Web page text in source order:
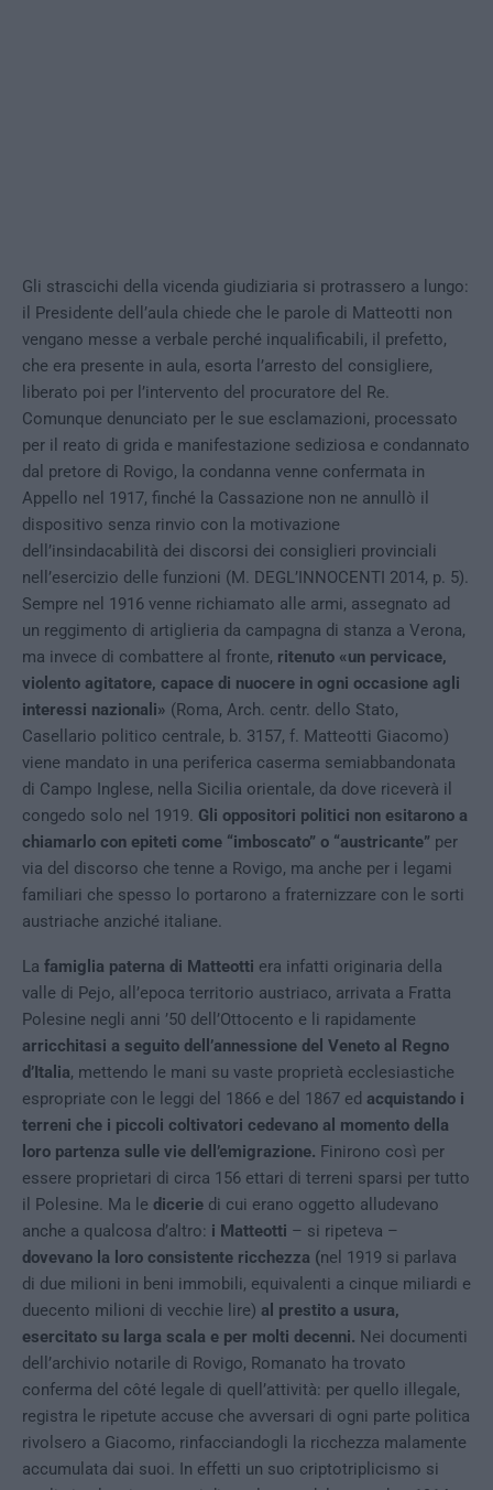
Gli strascichi della vicenda giudiziaria si protrassero a lungo:
il Presidente dell’aula chiede che le parole di Matteotti non
vengano messe a verbale perché inqualificabili, il prefetto,
che era presente in aula, esorta l’arresto del consigliere,
liberato poi per l’intervento del procuratore del Re.
Comunque denunciato per le sue esclamazioni, processato
per il reato di grida e manifestazione sediziosa e condannato
dal pretore di Rovigo, la condanna venne confermata in
Appello nel 1917, finché la Cassazione non ne annullò il
dispositivo senza rinvio con la motivazione
dell’insindacabilità dei discorsi dei consiglieri provinciali
nell’esercizio delle funzioni (M. DEGL’INNOCENTI 2014, p. 5).
Sempre nel 1916 venne richiamato alle armi, assegnato ad
un reggimento di artiglieria da campagna di stanza a Verona,
ma invece di combattere al fronte, ritenuto «un pervicace,
violento agitatore, capace di nuocere in ogni occasione agli
interessi nazionali» (Roma, Arch. centr. dello Stato,
Casellario politico centrale, b. 3157, f. Matteotti Giacomo)
viene mandato in una periferica caserma semiabbandonata
di Campo Inglese, nella Sicilia orientale, da dove riceverà il
congedo solo nel 1919. Gli oppositori politici non esitarono a
chiamarlo con epiteti come “imboscato” o “austricante” per
via del discorso che tenne a Rovigo, ma anche per i legami
familiari che spesso lo portarono a fraternizzare con le sorti
austriache anziché italiane.
La famiglia paterna di Matteotti era infatti originaria della
valle di Pejo, all’epoca territorio austriaco, arrivata a Fratta
Polesine negli anni ’50 dell’Ottocento e li rapidamente
arricchitasi a seguito dell’annessione del Veneto al Regno
d’Italia, mettendo le mani su vaste proprietà ecclesiastiche
espropriate con le leggi del 1866 e del 1867 ed acquistando i
terreni che i piccoli coltivatori cedevano al momento della
loro partenza sulle vie dell’emigrazione. Finirono così per
essere proprietari di circa 156 ettari di terreni sparsi per tutto
il Polesine. Ma le dicerie di cui erano oggetto alludevano
anche a qualcosa d’altro: i Matteotti – si ripeteva –
dovevano la loro consistente ricchezza (nel 1919 si parlava
di due milioni in beni immobili, equivalenti a cinque miliardi e
duecento milioni di vecchie lire) al prestito a usura,
esercitato su larga scala e per molti decenni. Nei documenti
dell’archivio notarile di Rovigo, Romanato ha trovato
conferma del côté legale di quell’attività: per quello illegale,
registra le ripetute accuse che avversari di ogni parte politica
rivolsero a Giacomo, rinfacciandogli la ricchezza malamente
accumulata dai suoi. In effetti un suo criptotriplicismo si